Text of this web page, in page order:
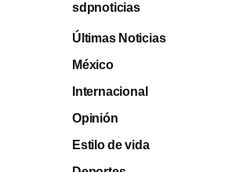
sdpnoticias
Últimas Noticias
México
Internacional
Opinión
Estilo de vida